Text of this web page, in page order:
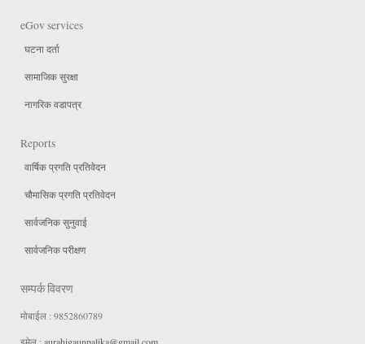
eGov services
घटना दर्ता
सामाजिक सुरक्षा
नागरिक वडापत्र
Reports
वार्षिक प्रगति प्रतिवेदन
चौमासिक प्रगति प्रतिवेदन
सार्वजनिक सुनुवाई
सार्वजनिक परीक्षण
सम्पर्क विवरण
मोबाईल : 9852860789